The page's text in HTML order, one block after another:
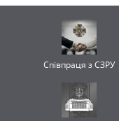
Співпраця з СЗРУ